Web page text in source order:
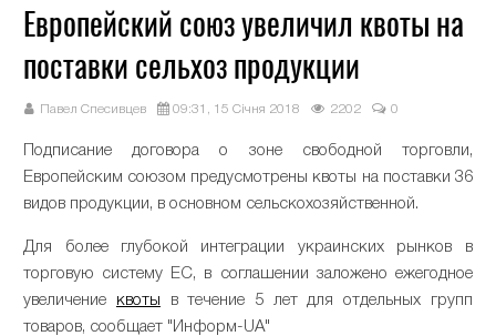
Европейский союз увеличил квоты на
поставки сельхоз продукции
Павел Спесивцев 09:31, 15 Січня 2018 2202 0
Подписание договора о зоне свободной торговли,
Европейским союзом предусмотрены квоты на поставки 36
видов продукции, в основном сельскохозяйственной.
Для более глубокой интеграции украинских рынков в
торговую систему ЕС, в соглашении заложено ежегодное
увеличение квоты в течение 5 лет для отдельных групп
товаров, сообщает "Информ-UA"